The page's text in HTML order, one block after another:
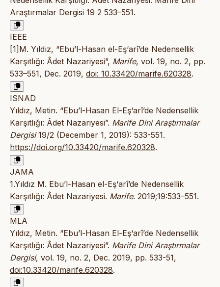
Araştırmalar Dergisi 19 2 533–551.
IEEE
[1]M. Yıldız, “Ebu’l-Hasan el-Eş‘arî’de Nedensellik
Karşıtlığı: Âdet Nazariyesi”, Marife, vol. 19, no. 2, pp.
533–551, Dec. 2019, doi: 10.33420/marife.620328.
ISNAD
Yıldız, Metin. “Ebu’l-Hasan El-Eş‘arî’de Nedensellik
Karşıtlığı: Âdet Nazariyesi”. Marife Dini Araştırmalar
Dergisi19/2 (December 1, 2019): 533-551.
https://doi.org/10.33420/marife.620328.
JAMA
1.Yıldız M. Ebu’l-Hasan el-Eş‘arî’de Nedensellik
Karşıtlığı: Âdet Nazariyesi. Marife. 2019;19:533–551.
MLA
Yıldız, Metin. “Ebu’l-Hasan El-Eş‘arî’de Nedensellik
Karşıtlığı: Âdet Nazariyesi”. Marife Dini Araştırmalar
Dergisi, vol. 19, no. 2, Dec. 2019, pp. 533-51,
doi:10.33420/marife.620328.